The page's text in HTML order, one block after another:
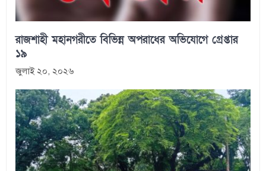
রাজশাহী মহানগরীতে বিভিন্ন অপরাধের অভিযোগে গ্রেপ্তার
১৯
জুলাই ২০, ২০২৬